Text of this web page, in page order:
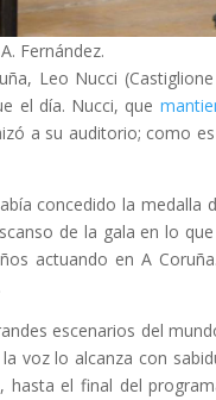
Fernández.
Leo Nucci
el día. Nucci, que
a su auditorio; como
concedido la medalla
de la gala en lo
actuando en A
escenarios del
voz lo alcanza con
hasta el final del